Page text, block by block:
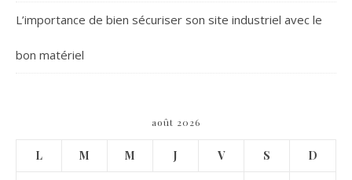
L’importance de bien sécuriser son site industriel avec le
bon matériel
août 2026
L M M J V S D